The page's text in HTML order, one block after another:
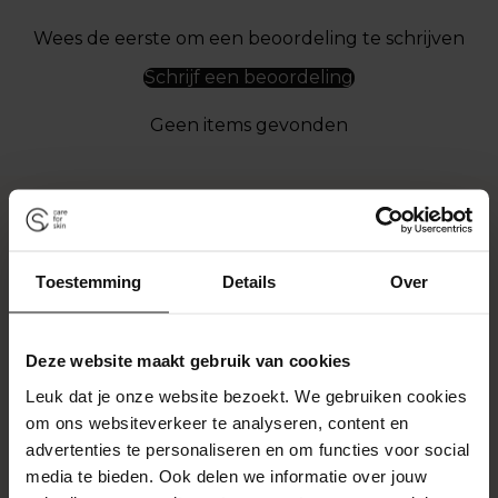
Toestemming Details Over
Deze website maakt gebruik van cookies
Leuk dat je onze website bezoekt. We gebruiken cookies
om ons websiteverkeer te analyseren, content en
advertenties te personaliseren en om functies voor social
media te bieden. Ook delen we informatie over jouw
Wees de eerste om een beoordeling te schrijven
Schrijf een beoordeling
Geen items gevonden